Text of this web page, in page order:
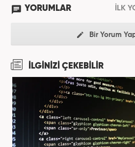
YORUMLAR İLK
Bir Yorum
İLGİNİZİ ÇEKEBİLİR